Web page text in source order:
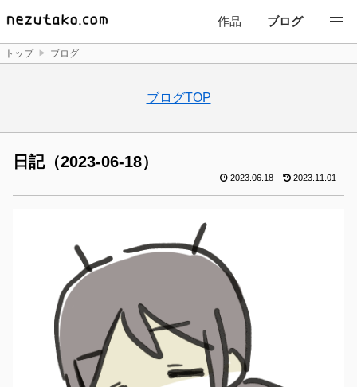
作品 ブログ
トップ ブログ
ブログTOP
日記（2023-06-18）
2023.06.18 2023.11.01